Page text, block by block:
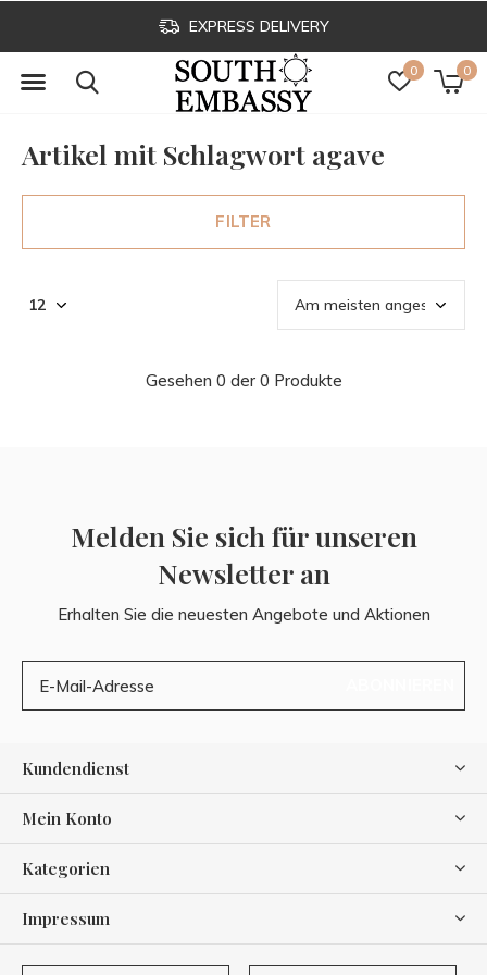
0 0
EXPRESS DELIVERY
Artikel mit Schlagwort agave
FILTER
Gesehen 0 der 0 Produkte
Melden Sie sich für unseren
Newsletter an
Erhalten Sie die neuesten Angebote und Aktionen
Kundendienst
Mein Konto
Kategorien
Impressum